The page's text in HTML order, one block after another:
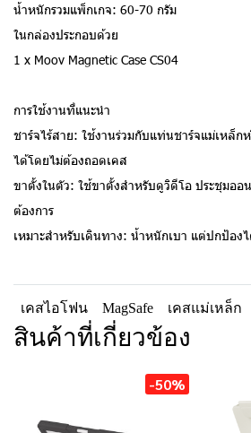
น้ำหนักรวมแพ็กเกจ: 60-70 กรัม
ในกล่องประกอบด้วย
1 x Moov Magnetic Case CS04
การใช้งานที่แนะนำ
ชาร์จไร้สาย: ใช้งานร่วมกับแท่นชาร์จแม่เหล็ก
ได้โดยไม่ต้องถอดเคส
ขาตั้งในตัว: ใช้ขาตั้งสำหรับดูวิดีโอ ประชุมออ
ต้องการ
เหมาะสำหรับเดินทาง: น้ำหนักเบา แต่ปกป้อง
เคสไอโฟน MagSafe เคสแม่เหล็ก
สินค้าที่เกี่ยวข้อง
-50%